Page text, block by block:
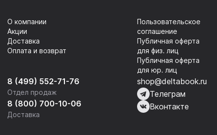
8 (499) 552-71-76
Отдел продаж
8 (800) 700-10-06
Доставка
О компании
Акции
Доставка
Оплата и возврат
Пользовательское
соглашение
Публичная оферта
для физ. лиц
Публичная оферта
для юр. лиц
shop@deltabook.ru
Телеграм
Вконтакте